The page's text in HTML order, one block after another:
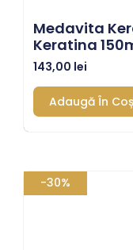
Medavita
Keratina
143,00 lei
Adaugă În Coș
-30%
inițial